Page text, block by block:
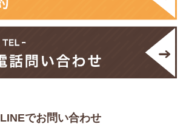
LINEでお問い合わせ